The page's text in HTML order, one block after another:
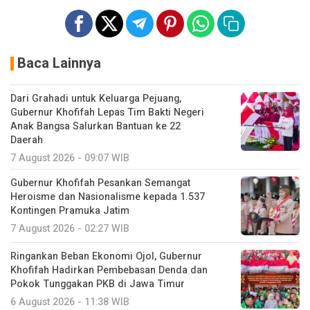
Baca Lainnya
Dari Grahadi untuk Keluarga Pejuang,
Gubernur Khofifah Lepas Tim Bakti Negeri
Anak Bangsa Salurkan Bantuan ke 22
Daerah
7 August 2026 - 09:07 WIB
Gubernur Khofifah Pesankan Semangat
Heroisme dan Nasionalisme kepada 1.537
Kontingen Pramuka Jatim
7 August 2026 - 02:27 WIB
Ringankan Beban Ekonomi Ojol, Gubernur
Khofifah Hadirkan Pembebasan Denda dan
Pokok Tunggakan PKB di Jawa Timur
6 August 2026 - 11:38 WIB